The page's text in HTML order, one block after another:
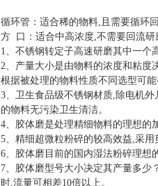
循环管：适合稀的物料,且需要循环
方 口：适合中高浓度,不需要回流研
1、不锈钢转定子高速研磨其中一个
2、产量大小是由物料的浓度和粘度
根据被处理的物料性质不同选型可能
3、卫生食品级不锈钢材质,除电机
的物料无污染卫生清洁。
4、胶体磨是处理精细物料的理想的
5、精细超微粒粉碎的较高效益,采
6、胶体磨目前的国内湿法粉碎理想
7、胶体磨型号大小决定其产量多少
时,流量可相差10倍以上。